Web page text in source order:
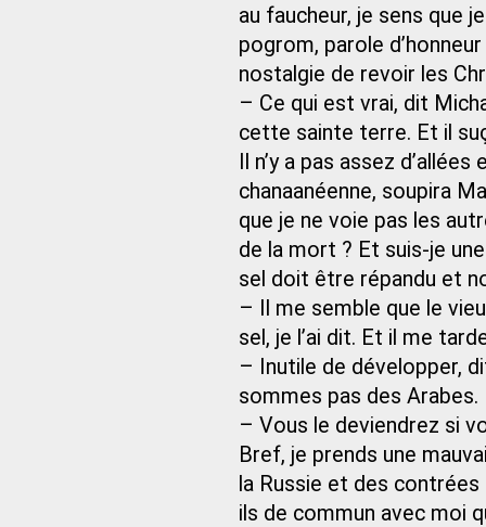
au faucheur, je sens que
pogrom, parole
nostalgie de revoir les
– Ce qui est vrai, dit
cette sainte terre. Et il
Il n’y a pas assez
chanaanéenne, soupira
que je ne voie pas les
de la mort ? Et suis-je
sel doit être répandu et
– Il me semble que le
sel, je l’ai dit. Et il me
– Inutile de développer,
sommes pas des Arabes.
– Vous le deviendrez si
Bref, je prends une
la Russie et des contrées
ils de commun avec moi